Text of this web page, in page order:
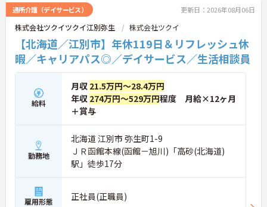
らのびのびと働ける風通しの良い職場です。階層別
研修や資格取得支援制度が整っているため有資格者
の方がこれまでのご経験を活かしながら将来の管理
職やスペシャリストへと着実にキャリアアップを目
指せるやりがいのある環境です。
★おすすめPOINT★
【ワークライフバランスの充実】
・夜勤なしの日勤のみで年間休日119日を確保 ・リ
フレッシュ休暇やこども休暇など特別休暇が充実
・産休育休や産後パパ育休制度など子育て支援体制
【安心の高待遇と福利厚生】
・処遇改善手当を毎月および半期末手当として全額
還元 ・配偶者1万円や満18歳未満の子5千円の手厚
い扶養手当を支給
・結婚・出生・入学のお祝い金やヘルスチェック補
助など独自の福利厚生制度を用意
【資格を活かせるキャリアアップ環境】
通所介護（デイサービス） 更新日：2026年08月06日
株式会社ツクイツクイ江別弥生 株式会社ツクイ
【北海道／江別市】年休119日＆リフレッシュ休
暇／キャリアパス◎／デイサービス／生活相談員
給料
月収 21.5万円～28.4万円
年収 274万円～529万円程度 月給×12ヶ月
＋賞与
勤務地
北海道 江別市 弥生町1-9
ＪＲ函館本線(函館－旭川)「高砂(北海道)
駅」徒歩17分
雇用形態 正社員(正職員)